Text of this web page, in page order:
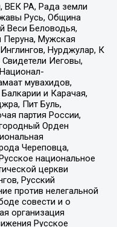
ВЕК РА, Рада земли
Русь, Община
Веси Беловодья,
Мужская
Нурджулар, К
Иеговы,
мувахидов,
и Карачая,
Пит Буль,
партия России,
Орден
Череповца,
национальное
церкви
Русский
против нелегальной
совести и о
организация
Русское